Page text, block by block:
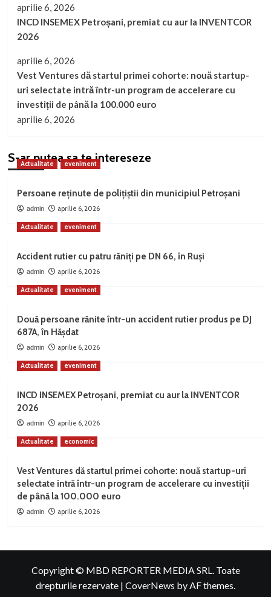
aprilie 6, 2026
INCD INSEMEX Petroșani, premiat cu aur la INVENTCOR
2026
aprilie 6, 2026
Vest Ventures dă startul primei cohorte: nouă startup-
uri selectate intră într-un program de accelerare cu
investiții de până la 100.000 euro
aprilie 6, 2026
S-ar putea sa te intereseze
Actualitate eveniment
Persoane reținute de polițiștii din municipiul Petroșani
admin aprilie 6, 2026
Actualitate eveniment
Accident rutier cu patru răniți pe DN 66, în Ruși
admin aprilie 6, 2026
Actualitate eveniment
Două persoane rănite într-un accident rutier produs pe DJ
687A, în Hășdat
admin aprilie 6, 2026
Actualitate eveniment
INCD INSEMEX Petroșani, premiat cu aur la INVENTCOR
2026
admin aprilie 6, 2026
Actualitate economic
Vest Ventures dă startul primei cohorte: nouă startup-uri
selectate intră într-un program de accelerare cu investiții
de până la 100.000 euro
admin aprilie 6, 2026
Copyright © MBD REPORTER MEDIA SRL. Toate
drepturile rezervate | CoverNews by AF themes.